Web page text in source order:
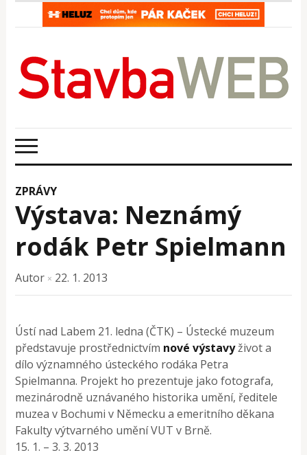
ZPRÁVY
Výstava: Neznámý
rodák Petr Spielmann
Autor × 22. 1. 2013
Ústí nad Labem 21. ledna (ČTK) – Ústecké muzeum
představuje prostřednictvím nové výstavyživot a
dílo významného ústeckého rodáka Petra
Spielmanna. Projekt ho prezentuje jako fotografa,
mezinárodně uznávaného historika umění, ředitele
muzea v Bochumi v Německu a emeritního děkana
Fakulty výtvarného umění VUT v Brně.
15. 1. – 3. 3. 2013